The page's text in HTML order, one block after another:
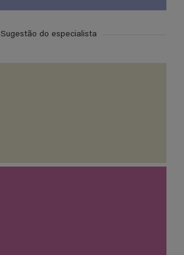
Sugestão do especialista